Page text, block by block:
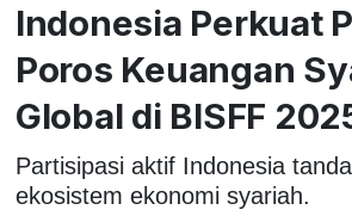
Indonesia Perkuat
Poros Keuangan
Global di BISFF
Partisipasi aktif Indonesia
ekosistem ekonomi syariah.